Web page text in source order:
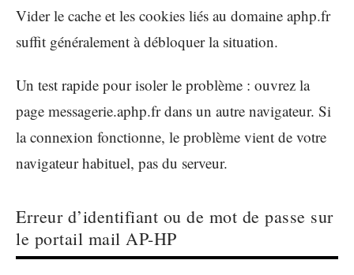
Vider le cache et les cookies liés au domaine aphp.fr
suffit généralement à débloquer la situation.
Un test rapide pour isoler le problème : ouvrez la
page messagerie.aphp.fr dans un autre navigateur. Si
la connexion fonctionne, le problème vient de votre
navigateur habituel, pas du serveur.
Erreur d’identifiant ou de mot de passe sur
le portail mail AP-HP